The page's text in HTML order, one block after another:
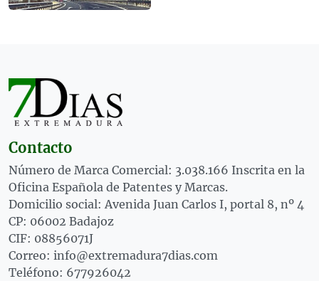
Contacto
Número de Marca Comercial: 3.038.166 Inscrita en la
Oficina Española de Patentes y Marcas.
Domicilio social: Avenida Juan Carlos I, portal 8, nº 4
CP: 06002 Badajoz
CIF: 08856071J
Correo: info@extremadura7dias.com
Teléfono: 677926042